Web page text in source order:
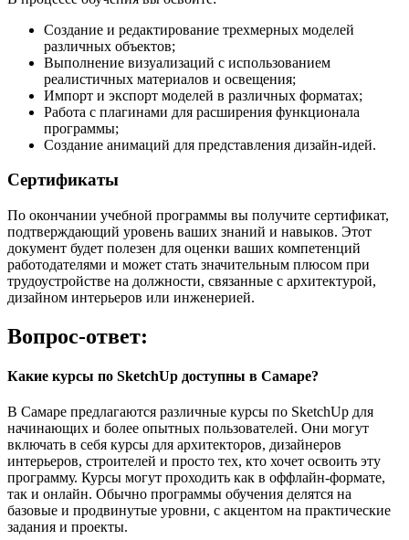
Создание и редактирование трехмерных моделей
различных объектов;
Выполнение визуализаций с использованием
реалистичных материалов и освещения;
Импорт и экспорт моделей в различных форматах;
Работа с плагинами для расширения функционала
программы;
Создание анимаций для представления дизайн-идей.
Сертификаты
По окончании учебной программы вы получите сертификат,
подтверждающий уровень ваших знаний и навыков. Этот
документ будет полезен для оценки ваших компетенций
работодателями и может стать значительным плюсом при
трудоустройстве на должности, связанные с архитектурой,
дизайном интерьеров или инженерией.
Вопрос-ответ:
Какие курсы по SketchUp доступны в Самаре?
В Самаре предлагаются различные курсы по SketchUp для
начинающих и более опытных пользователей. Они могут
включать в себя курсы для архитекторов, дизайнеров
интерьеров, строителей и просто тех, кто хочет освоить эту
программу. Курсы могут проходить как в оффлайн-формате,
так и онлайн. Обычно программы обучения делятся на
базовые и продвинутые уровни, с акцентом на практические
задания и проекты.